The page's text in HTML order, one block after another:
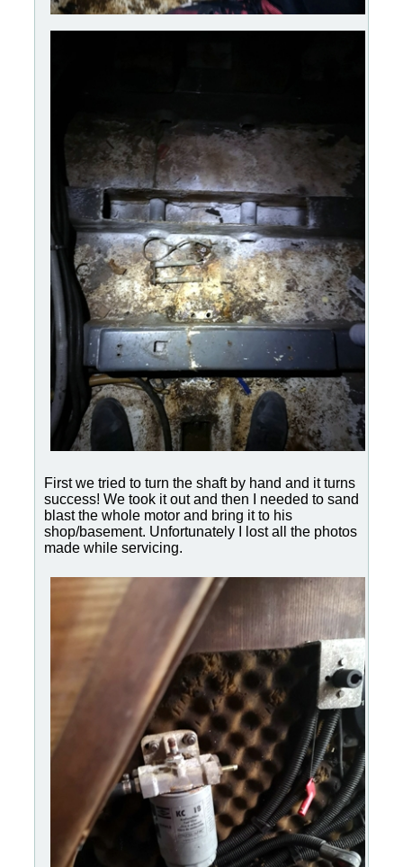
First we tried to turn the shaft by hand and it turns
success! We took it out and then I needed to sand
blast the whole motor and bring it to his
shop/basement. Unfortunately I lost all the photos
made while servicing.